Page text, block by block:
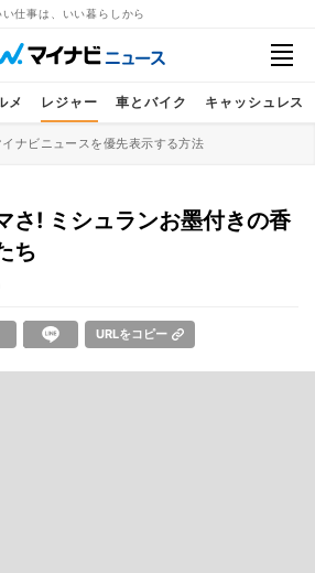
い仕事は、いい暮らしから
メ レジャー 車とバイク キャッシュレス
ナビニュースを優先表示する方法
さ! ミシュランお墨付きの香
ち
URLをコピー